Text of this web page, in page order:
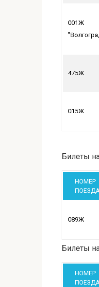
001Ж
475Ж
015Ж
Билеты
НОМЕР
089Ж
Билеты
НОМЕР